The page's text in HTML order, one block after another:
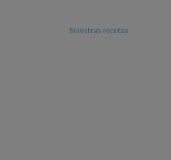
Nuestras recetas